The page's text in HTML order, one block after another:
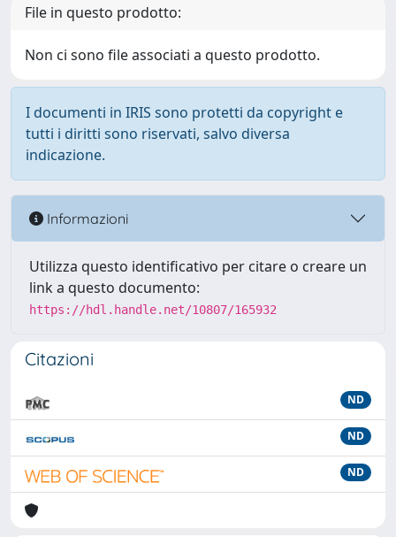
File in questo prodotto:
Non ci sono file associati a questo prodotto.
I documenti in IRIS sono protetti da copyright e
tutti i diritti sono riservati, salvo diversa
indicazione.
Informazioni
Utilizza questo identificativo per citare o creare un
link a questo documento:
https://hdl.handle.net/10807/165932
Citazioni
ND
ND
ND